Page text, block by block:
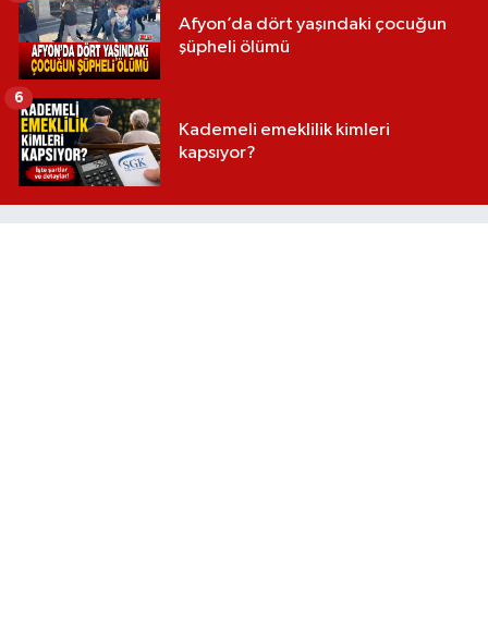
Afyon’da dört yaşındaki çocuğun
şüpheli ölümü
Kademeli emeklilik kimleri
kapsıyor?
6